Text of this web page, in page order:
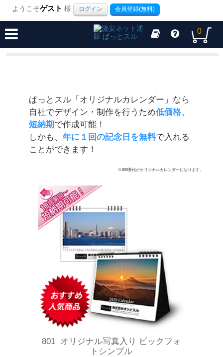
ようこそゲスト 様 ログイン 会員登録(無料)
0
ぱっとスル「オリジナルカレンダー」なら
自社でデザイン・制作を行うため低価格、
短納期で作成可能！
しかも、 年に１回の記念日を無料で入れる
ことができます！
※800番代がオリジナルカレンダーになります。
801 オリジナル写真入り ビックフォ
トシンプル